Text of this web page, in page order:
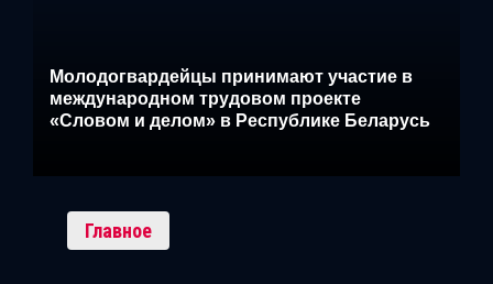
Молодогвардейцы принимают участие в
международном трудовом проекте
«Словом и делом» в Республике Беларусь
Главное